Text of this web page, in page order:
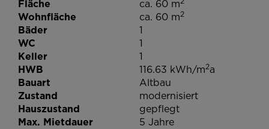
Fläche
ca. 60 m
Wohnfläche ca. 60 m2
Bäder
1
WC
1
Keller
1
HWB
116.63 kWh/m2a
Bauart
Altbau
Zustand
modernisiert
Hauszustand
gepflegt
Max. Mietdauer
5 Jahre